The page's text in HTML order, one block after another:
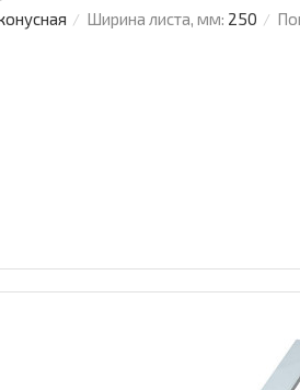
Ширина листа, мм: 250